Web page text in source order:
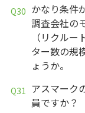
かなり条件
調査会社の
（リクル
ター数の規
ょうか。
アスマーク
員ですか？